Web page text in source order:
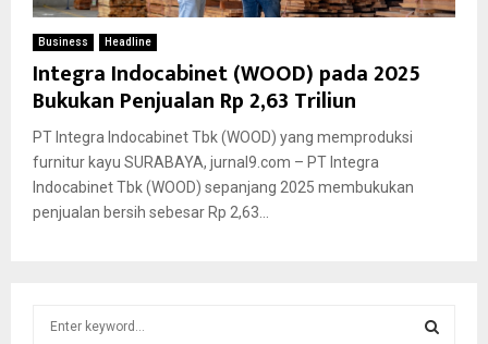
Business Headline
Integra Indocabinet (WOOD) pada 2025
Bukukan Penjualan Rp 2,63 Triliun
PT Integra Indocabinet Tbk (WOOD) yang memproduksi
furnitur kayu SURABAYA, jurnal9.com – PT Integra
Indocabinet Tbk (WOOD) sepanjang 2025 membukukan
penjualan bersih sebesar Rp 2,63...